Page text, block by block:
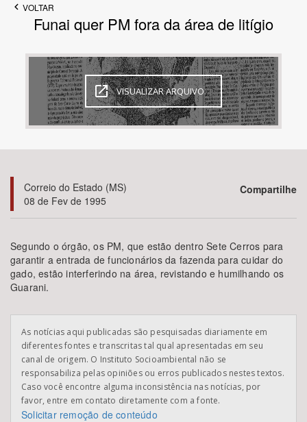
Até
Povo Indígena
Bioma / Bacia
Subtema
Área Protegida
BUSCAR
VOLTAR
Funai quer PM fora da área de litígio
VISUALIZAR ARQUIVO
Correio do Estado (MS)
08 de Fev de 1995
Compartilhe
Segundo o órgão, os PM, que estão dentro Sete Cerros para
garantir a entrada de funcionários da fazenda para cuidar do
gado, estão interferindo na área, revistando e humilhando os
Guarani.
As notícias aqui publicadas são pesquisadas diariamente em
diferentes fontes e transcritas tal qual apresentadas em seu
canal de origem. O Instituto Socioambiental não se
responsabiliza pelas opiniões ou erros publicados nestes textos.
Caso você encontre alguma inconsistência nas notícias, por
favor, entre em contato diretamente com a fonte.
Solicitar remoção de conteúdo